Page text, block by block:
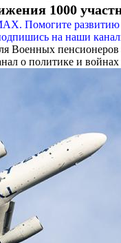
1000
Помогите
на наши
Военных
о политике и